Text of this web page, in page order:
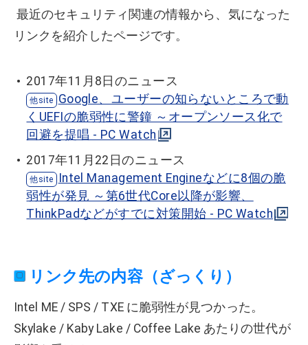
最近のセキュリティ関連の情報から、気になった
リンクを紹介したページです。
2017年11月8日のニュース
Google、ユーザーの知らないところで動
くUEFIの脆弱性に警鐘 ～オープンソース化で
回避を提唱 - PC Watch
2017年11月22日のニュース
Intel Management Engineなどに8個の脆
弱性が発見 ～第6世代Core以降が影響、
ThinkPadなどがすでに対策開始 - PC Watch
リンク先の内容（ざっくり）
Intel ME / SPS / TXE に脆弱性が見つかった。
Skylake / Kaby Lake / Coffee Lake あたりの世代が